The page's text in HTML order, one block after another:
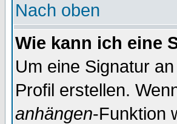
Nach oben
Wie kann ich eine
Um eine Signatur
Profil erstellen.
anhängen-Funktion